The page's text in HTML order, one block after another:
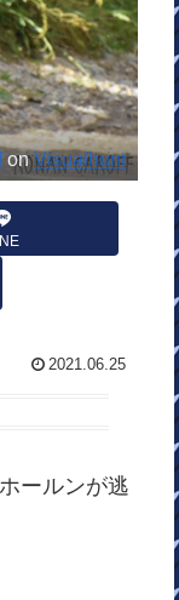
onVisualhunt
2021.06.25
ールンが逃